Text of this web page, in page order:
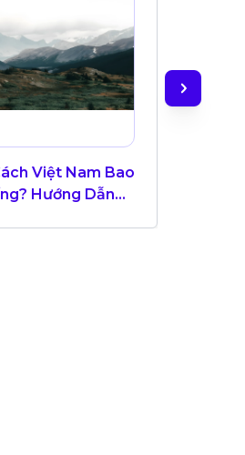
Việt Nam Bao
Hướng Dẫn